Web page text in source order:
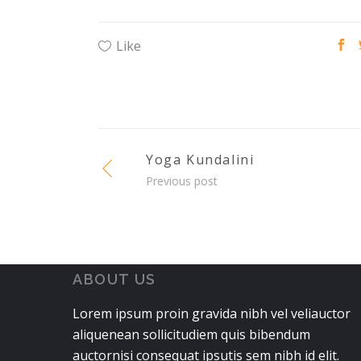
Like
Yoga Kundalini
Previous post
ABOUT US
Lorem ipsum proin gravida nibh vel veliauctor
aliquenean sollicitudiem quis bibendum
auctornisi consequat ipsutis sem nibh id elit.